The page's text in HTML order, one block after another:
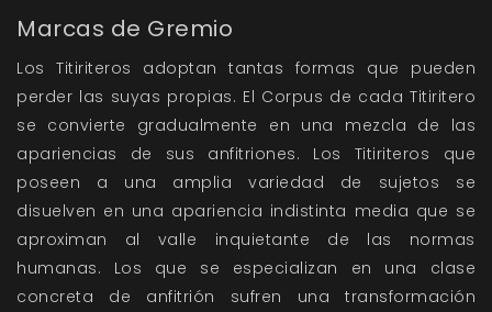
Marcas de Gremio
Los Titiriteros adoptan tantas formas que pueden
perder las suyas propias. El Corpus de cada Titiritero
se convierte gradualmente en una mezcla de las
apariencias de sus anfitriones. Los Titiriteros que
poseen a una amplia variedad de sujetos se
disuelven en una apariencia indistinta media que se
aproximan al valle inquietante de las normas
humanas. Los que se especializan en una clase
concreta de anfitrión sufren una transformación